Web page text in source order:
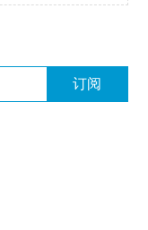
订阅